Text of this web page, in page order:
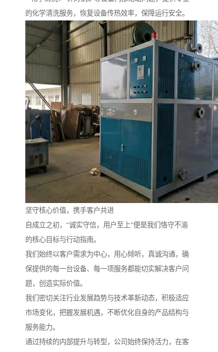
的化学清洗服务，恢复设备传热效率，保障运行安全。
坚守核心价值，携手客户共进
自成立之初，“诚实守信，用户至上”便是我们恪守不渝
的核心目标与行动指南。
我们始终以客户需求为中心，用心倾听，真诚沟通，确
保提供的每一台设备、每一项服务都能切实解决客户问
题，创造实际价值。
我们密切关注行业发展趋势与技术革新动态，积极适应
市场变化，把握发展机遇，不断优化自身的产品结构与
服务能力。
通过持续的内部提升与转型，公司始终保持活力，在客